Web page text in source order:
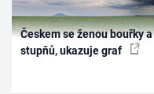
Českem se ženou bouřky
stupňů, ukazuje graf